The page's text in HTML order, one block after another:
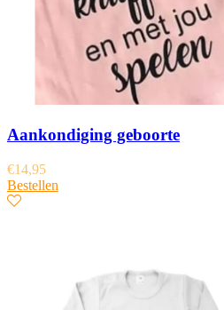
Aankondiging geboorte
€14,95
Bestellen